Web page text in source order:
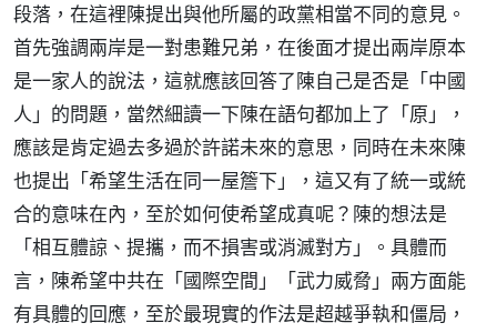
段落，在這裡陳提出與他所屬的政黨相當不同的意見。
首先強調兩岸是一對患難兄弟，在後面才提出兩岸原本
是一家人的說法，這就應該回答了陳自己是否是「中國
人」的問題，當然細讀一下陳在語句都加上了「原」，
應該是肯定過去多過於許諾未來的意思，同時在未來陳
也提出「希望生活在同一屋簷下」，這又有了統一或統
合的意味在內，至於如何使希望成真呢？陳的想法是
「相互體諒、提攜，而不損害或消滅對方」。具體而
言，陳希望中共在「國際空間」「武力威脅」兩方面能
有具體的回應，至於最現實的作法是超越爭執和僵局，